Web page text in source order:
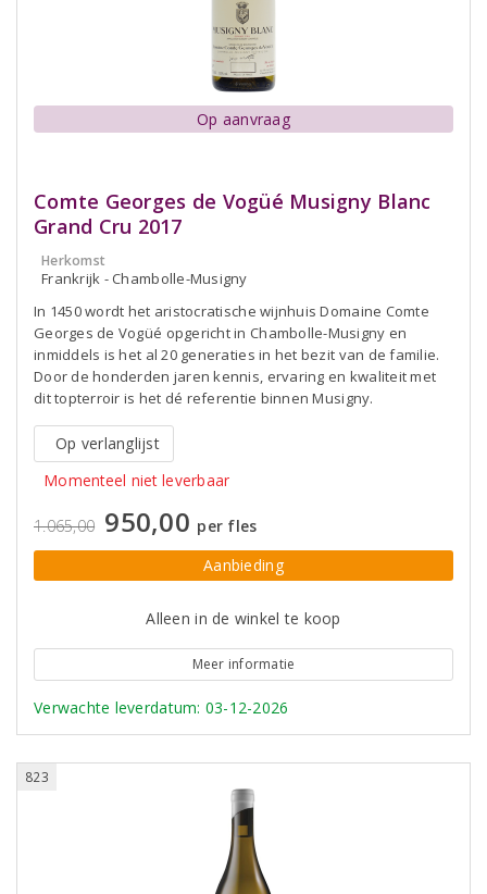
Op aanvraag
Comte Georges de Vogüé Musigny Blanc
Grand Cru 2017
Herkomst
Frankrijk - Chambolle-Musigny
In 1450 wordt het aristocratische wijnhuis Domaine Comte
Georges de Vogüé opgericht in Chambolle-Musigny en
inmiddels is het al 20 generaties in het bezit van de familie.
Door de honderden jaren kennis, ervaring en kwaliteit met
dit topterroir is het dé referentie binnen Musigny.
Op verlanglijst
Momenteel niet leverbaar
1.065,00 950,00 per fles
Aanbieding
Alleen in de winkel te koop
Meer informatie
Verwachte leverdatum: 03-12-2026
823